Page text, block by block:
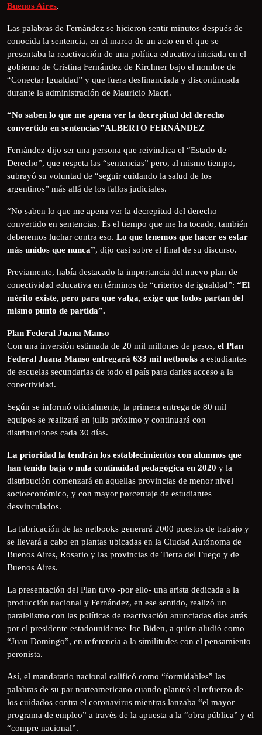
Buenos Aires.
Las palabras de Fernández se hicieron sentir minutos después de
conocida la sentencia, en el marco de un acto en el que se
presentaba la reactivación de una política educativa iniciada en el
gobierno de Cristina Fernández de Kirchner bajo el nombre de
“Conectar Igualdad” y que fuera desfinanciada y discontinuada
durante la administración de Mauricio Macri.
“No saben lo que me apena ver la decrepitud del derecho
convertido en sentencias”ALBERTO FERNÁNDEZ
Fernández dijo ser una persona que reivindica el “Estado de
Derecho”, que respeta las “sentencias” pero, al mismo tiempo,
subrayó su voluntad de “seguir cuidando la salud de los
argentinos” más allá de los fallos judiciales.
“No saben lo que me apena ver la decrepitud del derecho
convertido en sentencias. Es el tiempo que me ha tocado, también
deberemos luchar contra eso. Lo que tenemos que hacer es estar
más unidos que nunca”, dijo casi sobre el final de su discurso.
Previamente, había destacado la importancia del nuevo plan de
conectividad educativa en términos de “criterios de igualdad”: “El
mérito existe, pero para que valga, exige que todos partan del
mismo punto de partida”.
Plan Federal Juana Manso
Con una inversión estimada de 20 mil millones de pesos, el Plan
Federal Juana Manso entregará 633 mil netbooks a estudiantes
de escuelas secundarias de todo el país para darles acceso a la
conectividad.
Según se informó oficialmente, la primera entrega de 80 mil
equipos se realizará en julio próximo y continuará con
distribuciones cada 30 días.
La prioridad la tendrán los establecimientos con alumnos que
han tenido baja o nula continuidad pedagógica en 2020 y la
distribución comenzará en aquellas provincias de menor nivel
socioeconómico, y con mayor porcentaje de estudiantes
desvinculados.
La fabricación de las netbooks generará 2000 puestos de trabajo y
se llevará a cabo en plantas ubicadas en la Ciudad Autónoma de
Buenos Aires, Rosario y las provincias de Tierra del Fuego y de
Buenos Aires.
La presentación del Plan tuvo -por ello- una arista dedicada a la
producción nacional y Fernández, en ese sentido, realizó un
paralelismo con las políticas de reactivación anunciadas días atrás
por el presidente estadounidense Joe Biden, a quien aludió como
“Juan Domingo”, en referencia a la similitudes con el pensamiento
peronista.
Así, el mandatario nacional calificó como “formidables” las
palabras de su par norteamericano cuando planteó el refuerzo de
los cuidados contra el coronavirus mientras lanzaba “el mayor
programa de empleo” a través de la apuesta a la “obra pública” y el
“compre nacional”.